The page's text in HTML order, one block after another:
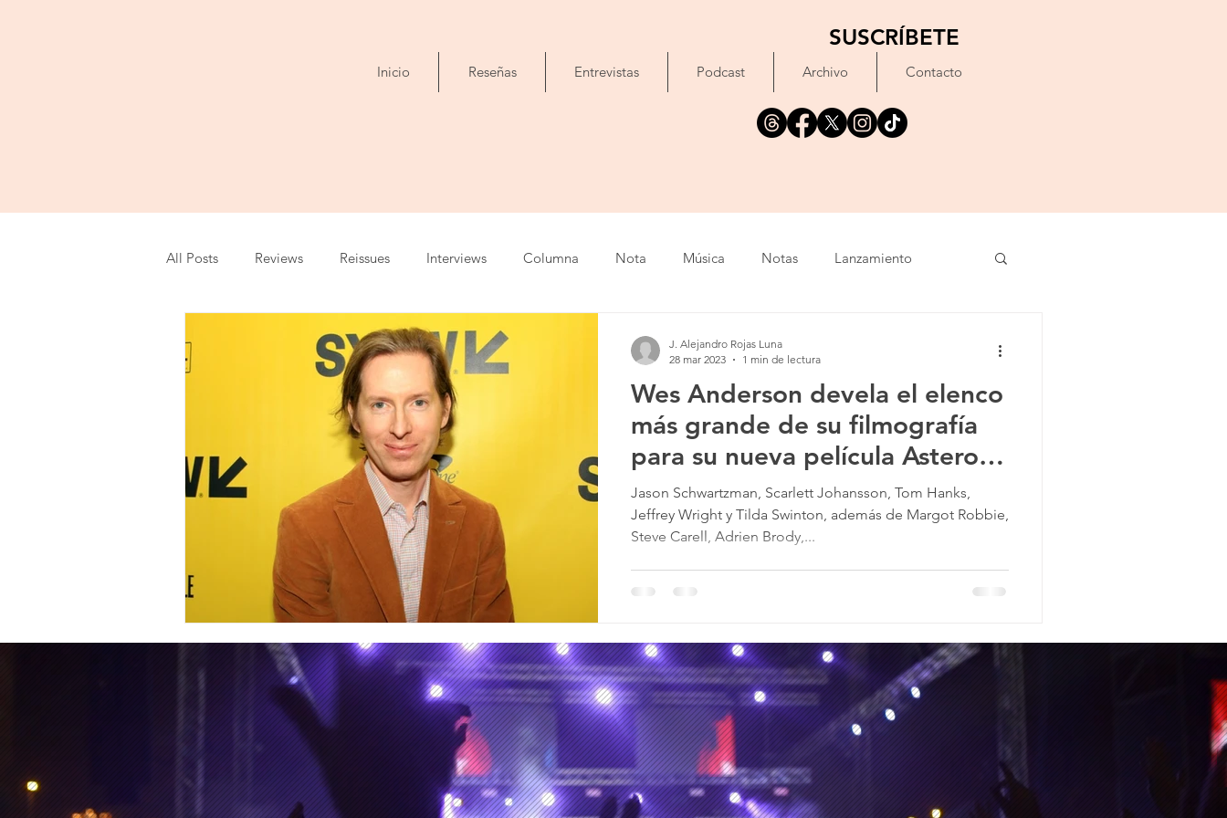
SUSCRÍBETE
Inicio Reseñas Entrevistas Podcast Archivo Contacto
All Posts Reviews Reissues Interviews Columna Nota Música Notas Lanzamiento
Entrevista Show Tour Cine
Cobertura Playlist Cómic Canción Fallecimiento IA
Erótico Documental Anime
Wes Anderson devela el elenco
más grande de su filmografía
para su nueva película Asteroid
City
Jason Schwartzman, Scarlett Johansson, Tom Hanks,
Jeffrey Wright y Tilda Swinton, además de Margot Robbie,
Steve Carell, Adrien Brody,...
J. Alejandro Rojas Luna
28 mar 2023
1 min de lectura